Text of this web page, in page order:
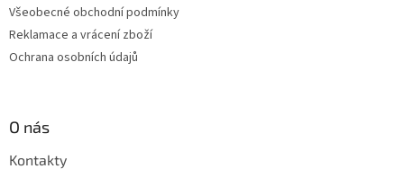
Všeobecné obchodní podmínky
Reklamace a vrácení zboží
Ochrana osobních údajů
O nás
Kontakty